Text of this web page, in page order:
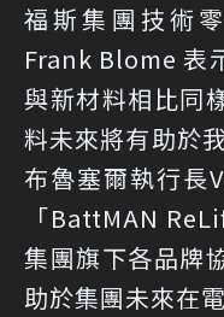
福斯集團技術
Frank Blome 表
與新材料相比同
料未來將有助於
布魯塞爾執行長
「BattMAN
集團旗下各品牌
助於集團未來在